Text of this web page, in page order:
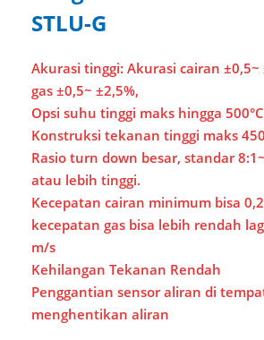
STLU-G
Akurasi tinggi: Akurasi cairan ±0,5~
gas ±0,5~ ±2,5%,
Opsi suhu tinggi maks hingga 500°C
Konstruksi tekanan tinggi maks
Rasio turn down besar, standar
atau lebih tinggi.
Kecepatan cairan minimum bisa
kecepatan gas bisa lebih rendah
m/s
Kehilangan Tekanan Rendah
Penggantian sensor aliran di
menghentikan aliran